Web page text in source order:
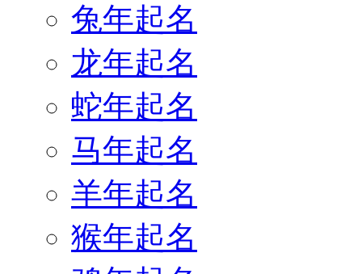
兔年起名
龙年起名
蛇年起名
马年起名
羊年起名
猴年起名